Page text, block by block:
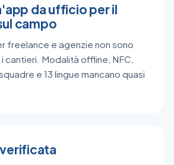
da ufficio per il
campo
freelance e agenzie non sono
Modalità offline, NFC,
e 13 lingue mancano quasi